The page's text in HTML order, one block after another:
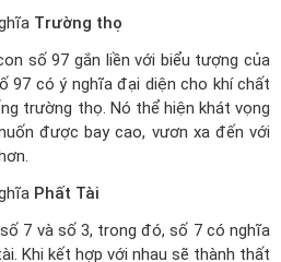
Trường thọ
số 97 gắn liền với biểu tượng của
97 có ý nghĩa đại diện cho khí chất
trường thọ. Nó thể hiện khát vọng
được bay cao, vươn xa đến với
Phất Tài
7 và số 3, trong đó, số 7 có nghĩa
Khi kết hợp với nhau sẽ thành thất